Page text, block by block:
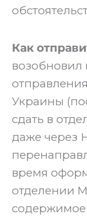
Как
Украины
сдать в
даже через
время
отделении
содержимое